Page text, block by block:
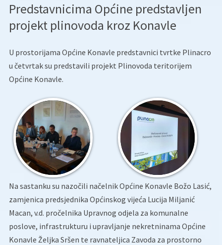
Predstavnicima Općine predstavljen
projekt plinovoda kroz Konavle
U prostorijama Općine Konavle predstavnici tvrtke Plinacro
u četvrtak su predstavili projekt Plinovoda teritorijem
Općine Konavle.
Na sastanku su nazočili načelnik Općine Konavle Božo Lasić,
zamjenica predsjednika Općinskog vijeća Lucija Miljanić
Macan, v.d. pročelnika Upravnog odjela za komunalne
poslove, infrastrukturu i upravljanje nekretninama Općine
Konavle Željka Sršen te ravnateljica Zavoda za prostorno